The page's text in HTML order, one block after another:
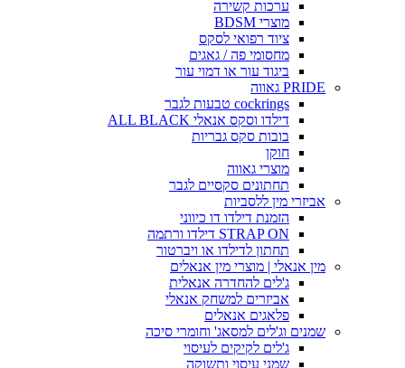
ערכות קשירה
מוצרי BDSM
ציוד רפואי לסקס
מחסומי פה / גאגים
ביגוד עור או דמוי עור
PRIDE גאווה
cockrings טבעות לגבר
דילדו וסקס אנאלי ALL BLACK
בובות סקס גבריות
חוקן
מוצרי גאווה
תחתונים סקסיים לגבר
אביזרי מין ללסביות
הזמנת דילדו דו כיווני
STRAP ON דילדו ורתמה
תחתון לדילדו או ויברטור
מין אנאלי | מוצרי מין אנאלים
ג'לים להחדרה אנאלית
אביזרים למשחק אנאלי
פלאגים אנאלים
שמנים וג'לים למסאג' וחומרי סיכה
ג'לים לקיקים לעיסוי
שמני עיסוי ותשוקה